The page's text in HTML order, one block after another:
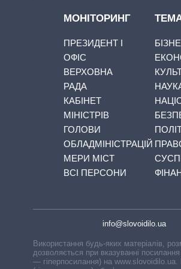
МОНІТОРИНГ
ПРЕЗИДЕНТ І
ОФІС
ВЕРХОВНА
РАДА
КАБІНЕТ
МІНІСТРІВ
ГОЛОВИ
ОБЛАДМІНІСТРАЦІЙ
МЕРИ МІСТ
ВСІ ПЕРСОНИ
info@slovoidilo.ua
Використання будь-яких матеріалів,
дозволяється при вказуванні посилання
— гіперпосилання) на www.slovoidilo.ua.